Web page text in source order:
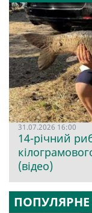
31.07.2026 16:00
14-річний
(відео)